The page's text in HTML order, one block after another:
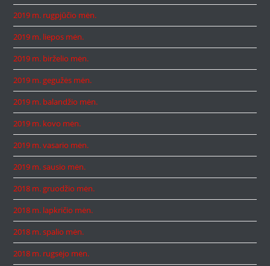
2019 m. rugpjūčio mėn.
2019 m. liepos mėn.
2019 m. birželio mėn.
2019 m. gegužės mėn.
2019 m. balandžio mėn.
2019 m. kovo mėn.
2019 m. vasario mėn.
2019 m. sausio mėn.
2018 m. gruodžio mėn.
2018 m. lapkričio mėn.
2018 m. spalio mėn.
2018 m. rugsėjo mėn.